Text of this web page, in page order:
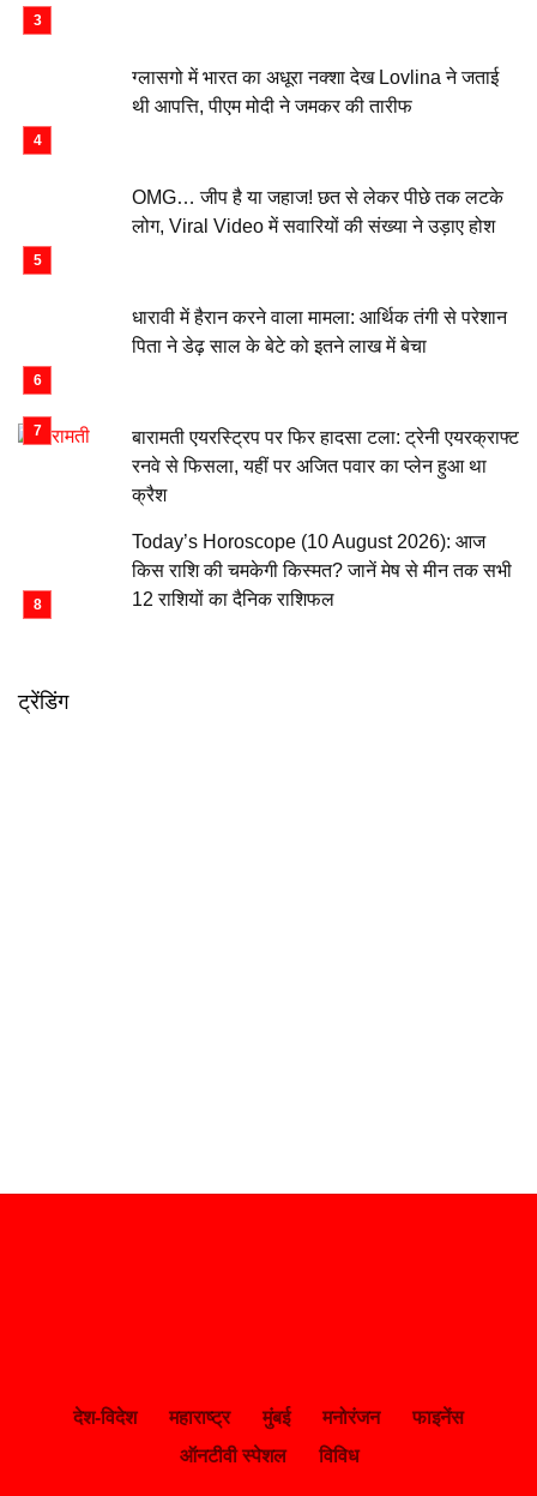
ग्लासगो में भारत का अधूरा नक्शा देख Lovlina ने जताई
थी आपत्ति, पीएम मोदी ने जमकर की तारीफ
OMG… जीप है या जहाज! छत से लेकर पीछे तक लटके
लोग, Viral Video में सवारियों की संख्या ने उड़ाए होश
धारावी में हैरान करने वाला मामला: आर्थिक तंगी से परेशान
पिता ने डेढ़ साल के बेटे को इतने लाख में बेचा
बारामती एयरस्ट्रिप पर फिर हादसा टला: ट्रेनी एयरक्राफ्ट
रनवे से फिसला, यहीं पर अजित पवार का प्लेन हुआ था
क्रैश
Today’s Horoscope (10 August 2026): आज
किस राशि की चमकेगी किस्मत? जानें मेष से मीन तक सभी
12 राशियों का दैनिक राशिफल
ट्रेंडिंग
देश-विदेश महाराष्ट्र मुंबई मनोरंजन
फाइनेंस
ऑनटीवी स्पेशल
विविध